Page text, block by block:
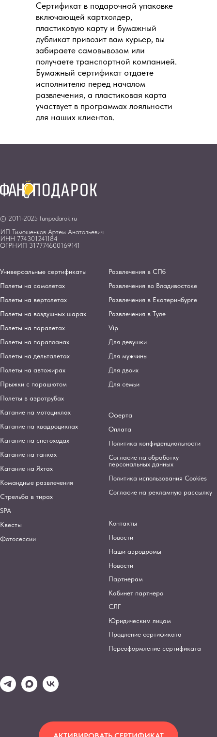
Сертификат в подарочной упаковке
включающей картхолдер,
пластиковую карту и бумажный
дубликат привозит вам курьер, вы
забираете самовывозом или
получаете транспортной компанией.
Бумажный сертификат отдаете
исполнителю перед началом
развлечения, а пластиковая карта
участвует в программах лояльности
для наших клиентов.
© 2011-2025 funpodarok.ru
ИП Тимошенков Артем Анатольевич
ИНН 774301241184
ОГРНИП 317774600169141
Универсальные сертификаты
Полеты на самолетах
Полеты на вертолетах
Полеты на воздушных шарах
Полеты на паралетах
Полеты на парапланах
Полеты на дельталетах
Полеты на автожирах
Прыжки с парашютом
Полеты в аэротрубах
Катание на мотоциклах
Катание на квадроциклах
Катание на снегоходах
Катание на танках
Катание на Яхтах
Командные развлечения
Стрельба в тирах
SPA
Квесты
Фотосессии
Развлечения в СПб
Развлечения во Владивостоке
Развлечения в Екатеринбурге
Развлечения в Туле
Vip
Для девушки
Для мужчины
Для двоих
Для семьи
Оферта
Оплата
Политика конфиденциальности
Согласие на обработку
персональных данных
Политика использования Cookies
Согласие на рекламную рассылку
Контакты
Новости
Наши аэродромы
Новости
Партнерам
Кабинет партнера
СЛГ
Юридическим лицам
Продление сертификата
Переоформление сертификата